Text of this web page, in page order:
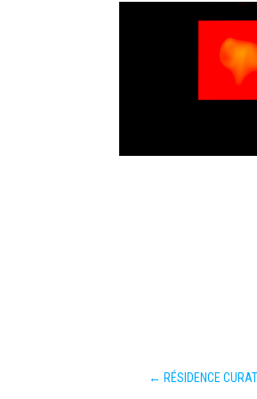
← RÉSIDENCE